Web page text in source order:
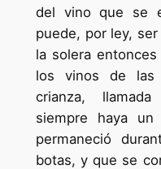
del vino que se
puede, por ley,
la solera
los vinos de las
crianza, llamada
siempre haya
permaneció
botas, y que se